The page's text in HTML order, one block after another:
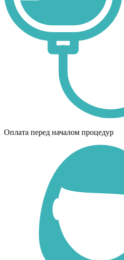
Оплата перед началом процедур